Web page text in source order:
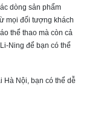
dòng sản phẩm
mọi đối tượng khách
thể thao mà còn cả
Ning để bạn có thể
Hà Nội, bạn có thể dễ